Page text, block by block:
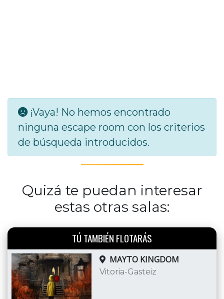
¡Vaya! No hemos encontrado
ninguna escape room con los criterios
de búsqueda introducidos.
Quizá te puedan interesar
estas otras salas:
TÚ TAMBIÉN FLOTARÁS
MAYTO KINGDOM
Vitoria-Gasteiz